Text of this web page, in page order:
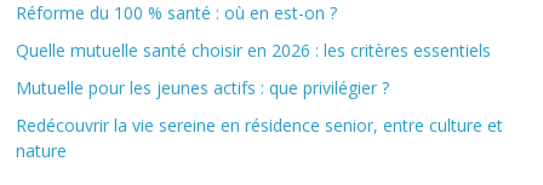
Réforme du 100 % santé : où en est-on ?
Quelle mutuelle santé choisir en 2026 : les critères essentiels
Mutuelle pour les jeunes actifs : que privilégier ?
Redécouvrir la vie sereine en résidence senior, entre culture et
nature